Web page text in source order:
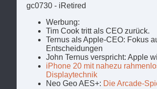
gc0730 - iRetired
Werbung:
Tim Cook tritt als CEO zurück.
Ternus als Apple-CEO: Fokus
Entscheidungen
John Ternus verspricht: Apple
iPhone 20 mit nahezu
Displaytechnik
Neo Geo AES+: Die Arcade-